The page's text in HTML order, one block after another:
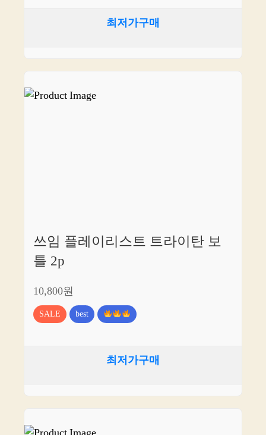
최저가구매
쓰임 플레이리스트 트라이탄 보
틀 2p
10,800원
SALE best
최저가구매